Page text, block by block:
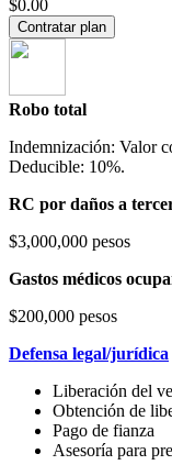
$0.00
Contratar plan
Robo total
Indemnización: Valor
Deducible: 10%.
RC por daños a
$3,000,000 pesos
Gastos médicos
$200,000 pesos
Defensa legal/jurídica
Liberación del
Obtención de
Pago de fianza
Asesoría para